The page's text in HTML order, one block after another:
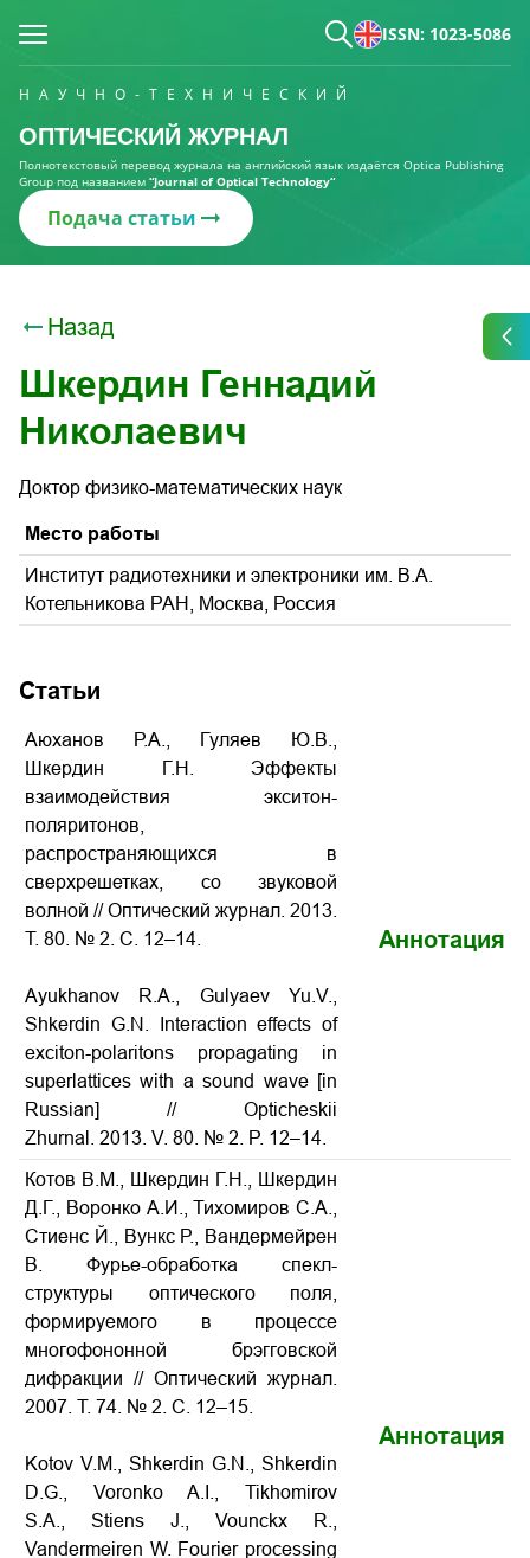
ISSN: 1023-5086
НАУЧНО-ТЕХНИЧЕСКИЙ
ОПТИЧЕСКИЙ ЖУРНАЛ
Полнотекстовый перевод журнала на английский язык издаётся Optica Publishing
Group под названием “Journal of Optical Technology“
Подача статьи
Назад
Шкердин Геннадий
Николаевич
Доктор физико-математических наук
Место работы
Институт радиотехники и электроники им. В.А.
Котельникова РАН, Москва, Россия
Статьи
Аюханов Р.А., Гуляев Ю.В.,
Шкердин Г.Н. Эффекты
взаимодействия экситон-
поляритонов,
распространяющихся в
сверхрешетках, со звуковой
волной // Оптический журнал. 2013.
Т. 80. № 2. С. 12–14.
Ayukhanov R.A., Gulyaev Yu.V.,
Shkerdin G.N.
Interaction effects of
exciton-polaritons propagating in
superlattices with a sound wave [in
Russian] // Opticheskii
Zhurnal. 2013. V. 80. № 2. P. 12–14.
Аннотация
Котов В.М., Шкердин Г.Н., Шкердин
Д.Г., Воронко А.И., Тихомиров С.А.,
Стиенс Й., Вункс Р., Вандермейрен
В. Фурье-обработка спекл-
структуры оптического поля,
формируемого в процессе
многофононной брэгговской
дифракции // Оптический журнал.
2007. Т. 74. № 2. С. 12–15.
Kotov V.M., Shkerdin G.N., Shkerdin
D.G., Voronko A.I., Tikhomirov
S.A., Stiens J., Vounckx R.,
Vandermeiren W. Fourier processing
Аннотация